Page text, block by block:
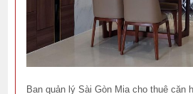
Ban quản lý Sài Gòn Mia cho thuê căn